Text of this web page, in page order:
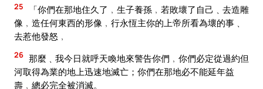
25
「你們在那地住久了﹐生子養孫﹐若敗壞了自己﹑去造雕
像﹐造任何東西的形像﹐行永恆主你的上帝所看為壞的事﹑
去惹他發怒﹐
26 那麼﹑我今日就呼天喚地來警告你們﹐你們必定從過約但
河取得為業的地上迅速地滅亡；你們在那地必不能延年益
壽﹐總必完全被消滅。